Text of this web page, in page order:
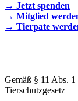
→ Jetzt spenden
→ Mitglied
→ Tierpate
Gemäß § 11 Abs.
Tierschutzgesetz